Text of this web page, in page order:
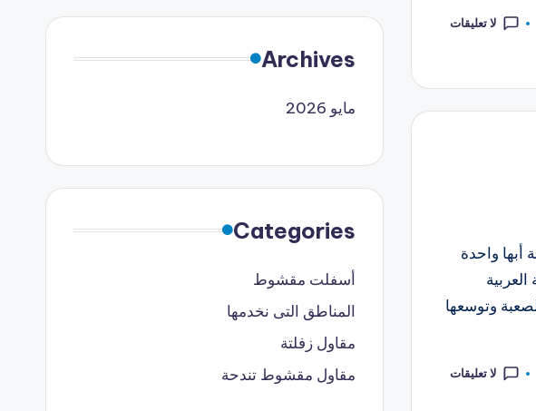
لا تعليقات
واحدة
وتوسعها
لا تعليقات
Archives
مايو 2026
Categories
أسفلت مقشوط
المناطق التى نخدمها
مقاول زفلتة
مقاول مقشوط تندحة